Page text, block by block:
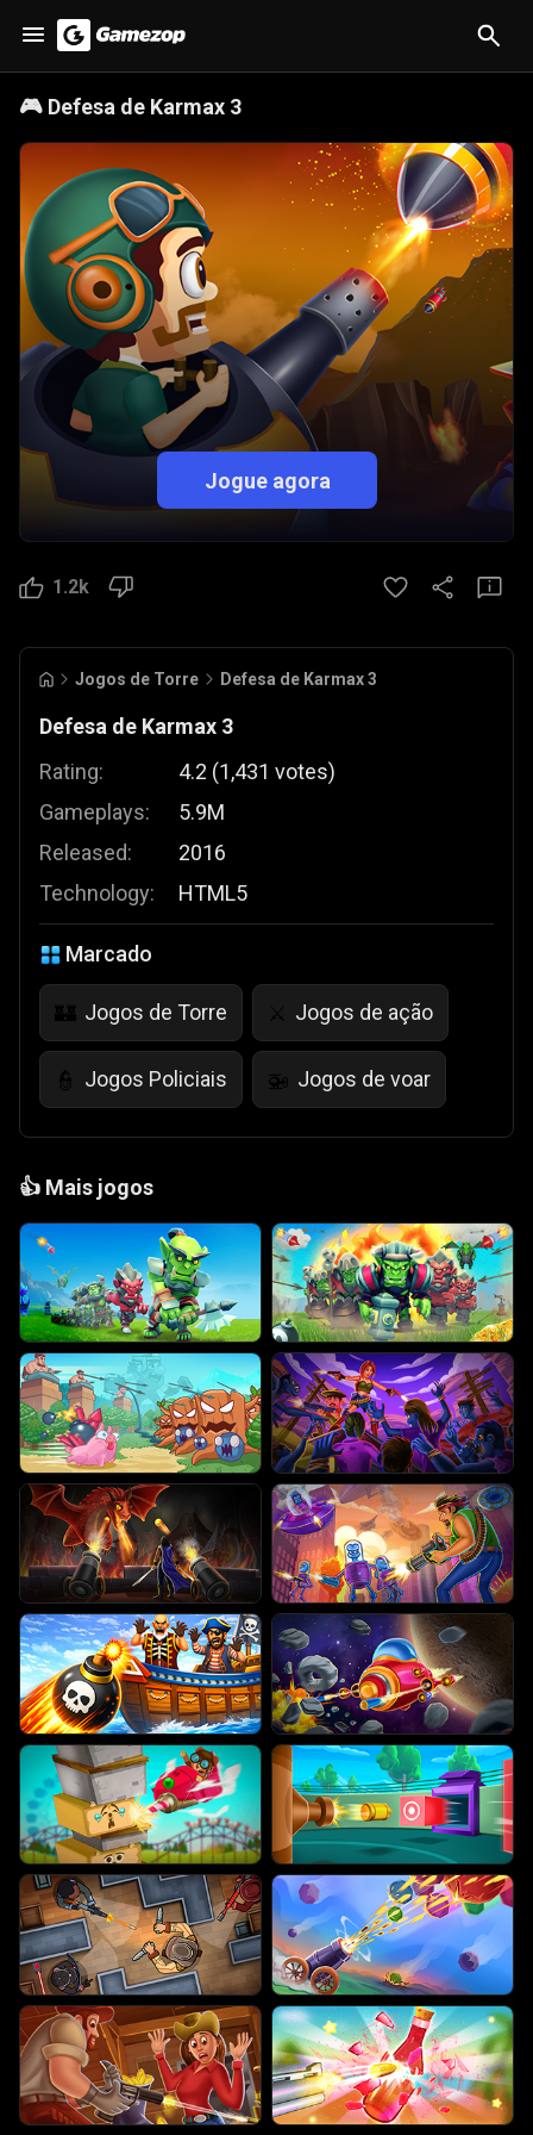
🎮 Defesa de Karmax 3
Jogue agora
1.2k
Jogos de Torre Defesa de Karmax 3
Defesa de Karmax 3
Rating:
Gameplays:
Released:
Technology:
4.2 (1,431 votes)
5.9M
2016
HTML5
Marcado
🏰 Jogos de Torre ⚔️ Jogos de ação
👮 Jogos Policiais 🚁 Jogos de voar
👍 Mais jogos